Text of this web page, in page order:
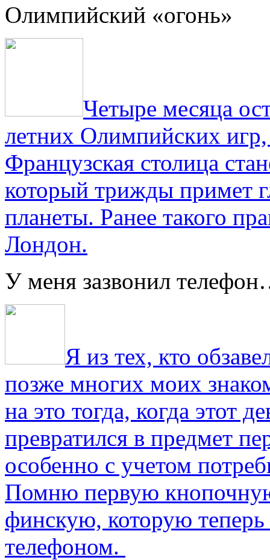
Олимпийский «огонь»
Четыре месяца
летних Олимпийских
Французская столица
который трижды примет
планеты. Ранее такого
Лондон.
У меня зазвонил
Я из тех, кто
позже многих моих
на это тогда, когда этот
превратился в предмет
особенно с учетом
Помню первую
финскую, которую
телефоном.